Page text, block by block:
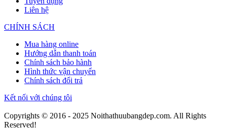
Liên hệ
CHÍNH SÁCH
Mua hàng online
Hướng dẫn thanh toán
Chính sách bảo hành
Hình thức vận chuyển
Chính sách đổi trả
Kết nối với chúng tôi
Copyrights © 2016 - 2025 Noithathuubangdep.com. All Rights
Reserved!